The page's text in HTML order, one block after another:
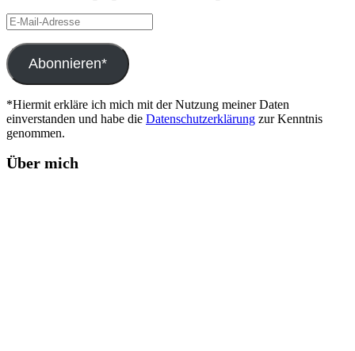
E-
Mail-
Adresse
Abonnieren*
*Hiermit erkläre ich mich mit der Nutzung meiner Daten
einverstanden und habe die Datenschutzerklärung zur Kenntnis
genommen.
Über mich